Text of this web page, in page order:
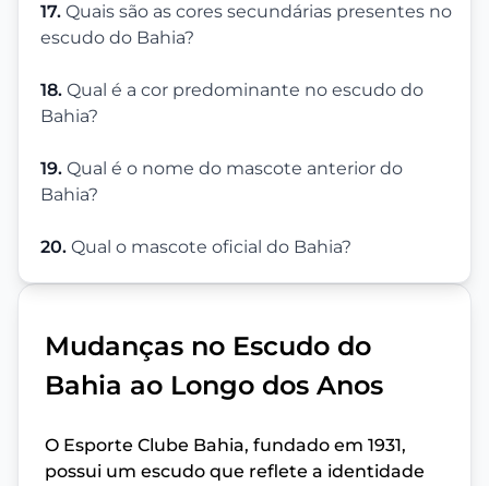
17. Quais são as cores secundárias presentes no
escudo do Bahia?
18. Qual é a cor predominante no escudo do
Bahia?
19. Qual é o nome do mascote anterior do
Bahia?
20. Qual o mascote oficial do Bahia?
Mudanças no Escudo do
Bahia ao Longo dos Anos
O Esporte Clube Bahia, fundado em 1931,
possui um escudo que reflete a identidade